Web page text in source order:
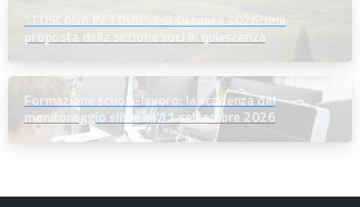
Formazione scuola-lavoro: la scadenza del
monitoraggio slitta all’11 settembre 2026